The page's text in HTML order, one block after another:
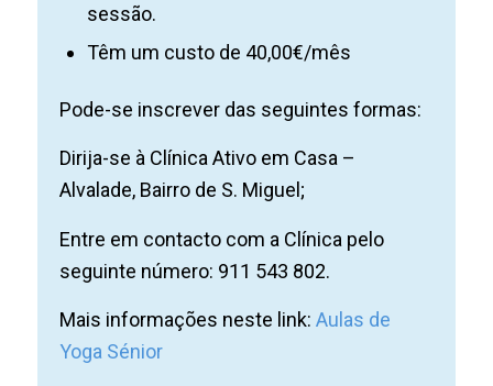
sessão.
Têm um custo de 40,00€/mês
Pode-se inscrever das seguintes formas:
Dirija-se à Clínica Ativo em Casa –
Alvalade, Bairro de S. Miguel;
Entre em contacto com a Clínica pelo
seguinte número: 911 543 802.
Mais informações neste link: Aulas de
Yoga Sénior